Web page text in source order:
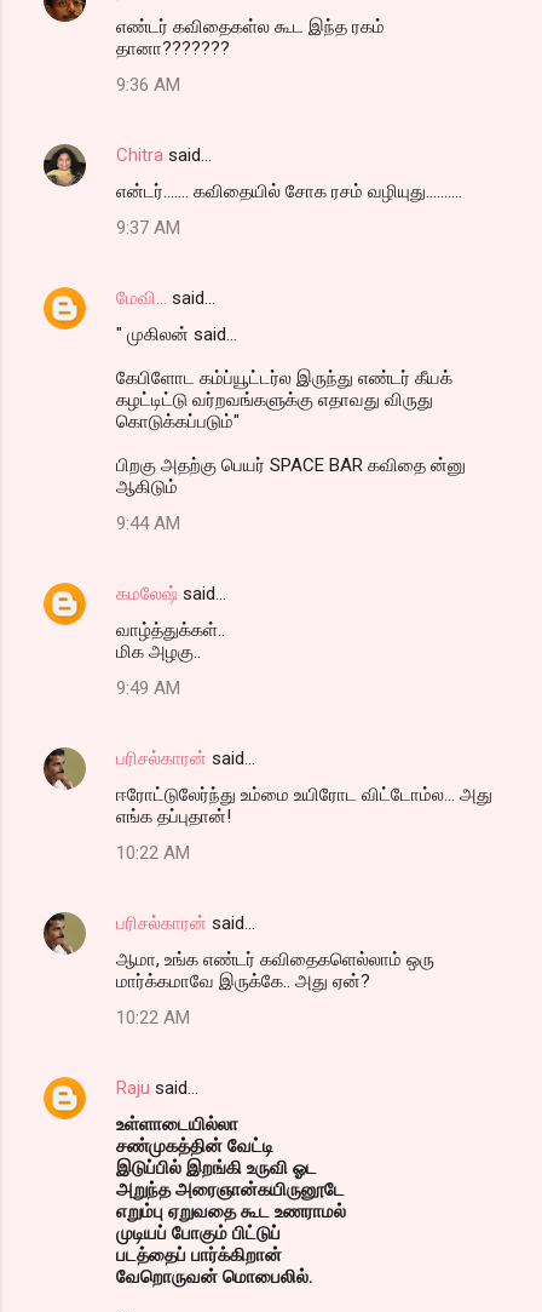
எண்டர் கவிதைகள்ல கூட இந்த ரகம்
தானா???????
9:36 AM
Chitra said…
என்டர்....... கவிதையில் சோக ரசம் வழியுது..........
9:37 AM
மேவி...
said…
" முகிலன் said...
கேபிளோட கம்ப்யூட்டர்ல இருந்து எண்டர் கீயக்
கழட்டிட்டு வர்றவங்களுக்கு எதாவது விருது
கொடுக்கப்படும்"
பிறகு அதற்கு பெயர் SPACE BAR கவிதை ன்னு
ஆகிடும்
9:44 AM
கமலேஷ் said…
வாழ்த்துக்கள்..
மிக அழகு..
9:49 AM
பரிசல்காரன் said…
ஈரோட்டுலேர்ந்து உம்மை உயிரோட விட்டோம்ல... அது
எங்க தப்புதான்!
10:22 AM
பரிசல்காரன் said…
ஆமா, உங்க எண்டர் கவிதைகளெல்லாம் ஒரு
மார்க்கமாவே இருக்கே.. அது ஏன்?
10:22 AM
Raju said…
உள்ளாடையில்லா
சண்முகத்தின் வேட்டி
இடுப்பில் இறங்கி உருவி ஓட
அறுந்த அரைஞான்கயிருனூடே
எறும்பு ஏறுவதை கூட உணராமல்
முடியப் போகும் பிட்டுப்
படத்தைப் பார்க்கிறான்
வேறொருவன் மொபைலில்.